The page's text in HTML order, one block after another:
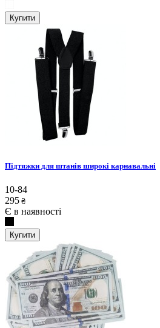
Купити
Підтяжки для штанів широкі карнавальні
10-84
295 ₴
Є в наявності
Купити